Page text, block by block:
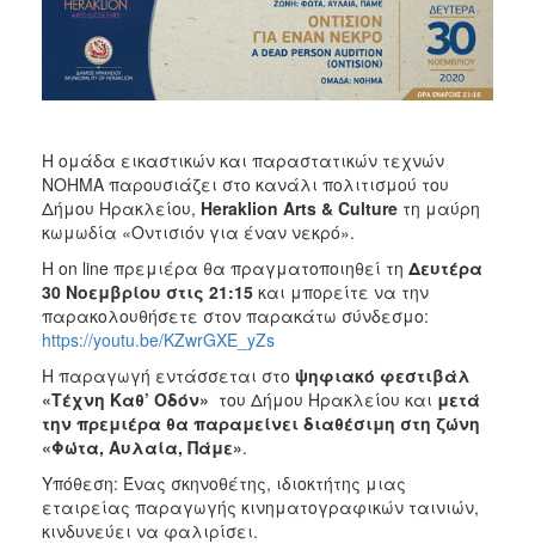
2006
ΤΟΠΟΣ
ΠΟΛΙΤΙΣΜΟΣ
ΑΝΘΕΚΤΙΚΗ
ΠΟΛΗ
Η ομάδα εικαστικών και παραστατικών τεχνών
NOHMA παρουσιάζει στο κανάλι πολιτισμού του
Δήμου Ηρακλείου, Heraklion Arts & Culture τη μαύρη
κωμωδία «Οντισιόν για έναν νεκρό».
Η on line πρεμιέρα θα πραγματοποιηθεί τη Δευτέρα
30 Νοεμβρίου στις 21:15 και μπορείτε να την
παρακολουθήσετε στον παρακάτω σύνδεσμο:
https://youtu.be/KZwrGXE_yZs
Η παραγωγή εντάσσεται στο ψηφιακό φεστιβάλ
«Τέχνη Καθ’ Οδόν» του Δήμου Ηρακλείου και μετά
την πρεμιέρα θα παραμείνει διαθέσιμη στη ζώνη
«Φώτα, Αυλαία, Πάμε».
Υπόθεση: Ένας σκηνοθέτης, ιδιοκτήτης μιας
εταιρείας παραγωγής κινηματογραφικών ταινιών,
κινδυνεύει να φαλιρίσει.